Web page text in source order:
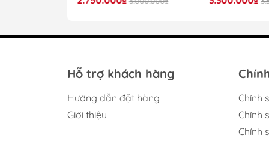
Hỗ trợ khách hàng
Hướng dẫn đặt hàng
Giới thiệu
Chính
Chính
Chính